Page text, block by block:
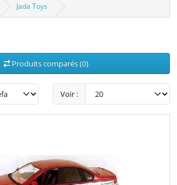
Jada Toys
Produits comparés (0)
Voir :